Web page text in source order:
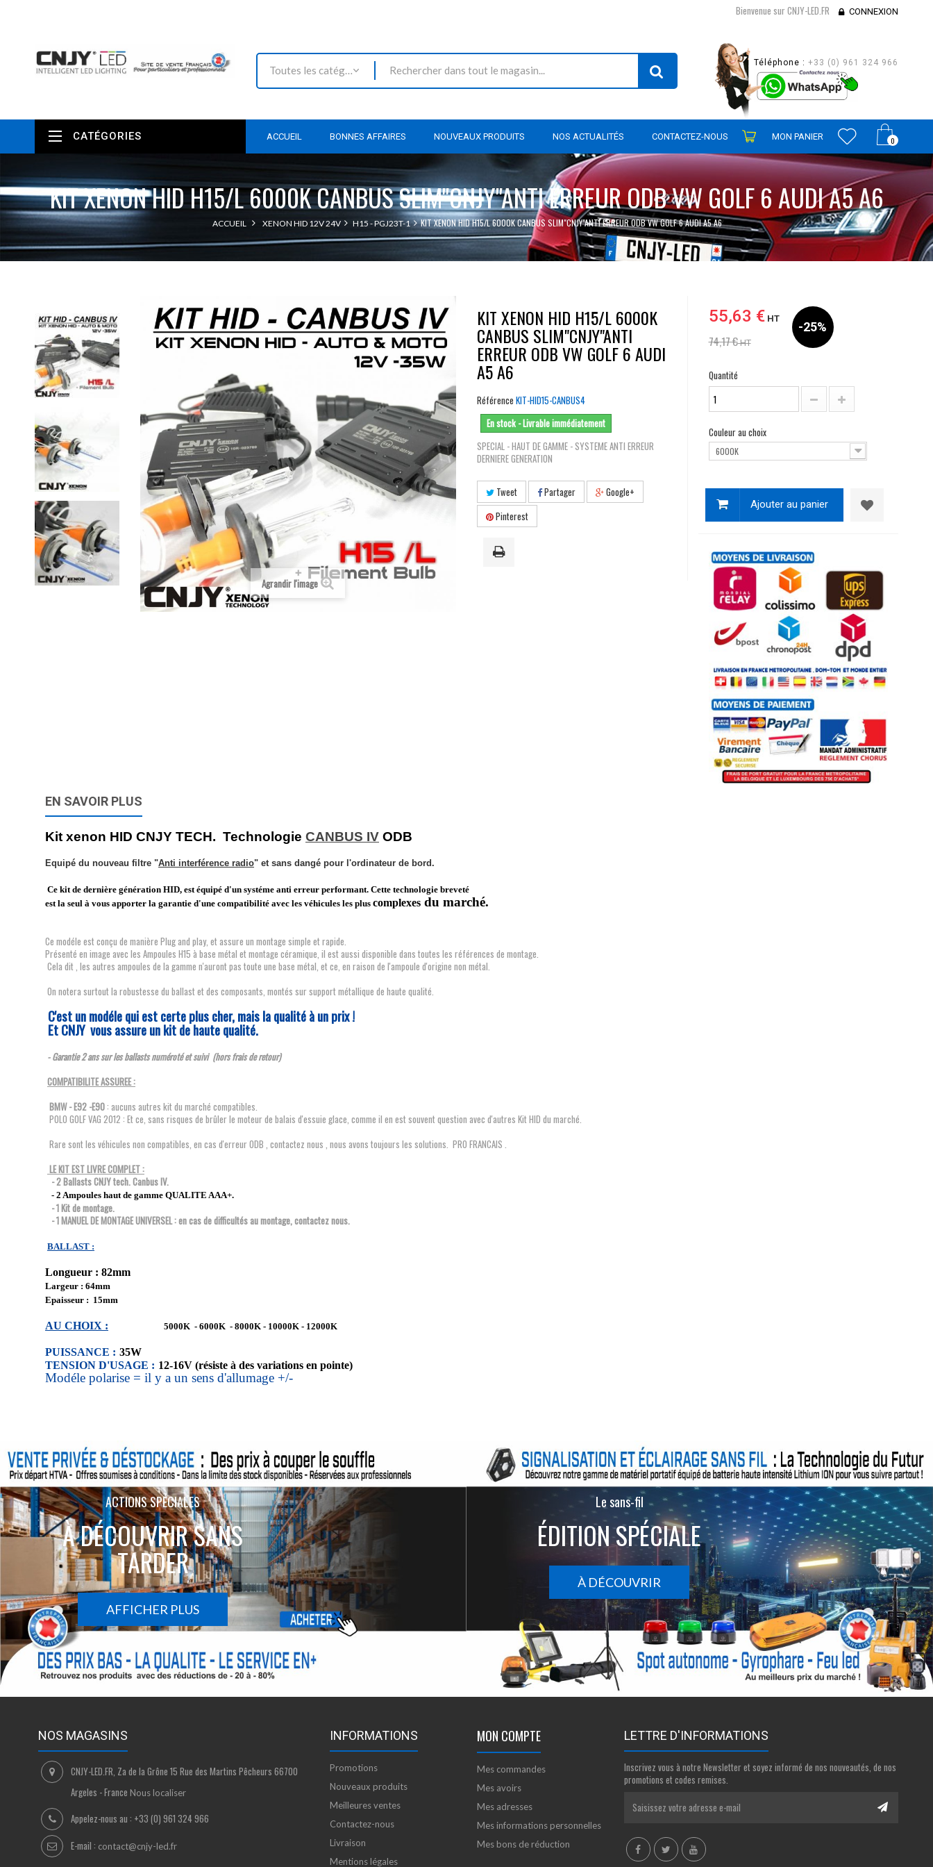
Bienvenue sur CNJY-LED.FR CONNEXION
Toutes les catégories
Téléphone : +33 (0) 961 324 966
0
ACCUEIL BONNES AFFAIRES NOUVEAUX PRODUITS NOS ACTUALITÉS CONTACTEZ-NOUS MON PANIER
CATÉGORIES
KIT XENON HID H15/L 6000K CANBUS SLIM"CNJY"ANTI ERREUR ODB VW GOLF 6 AUDI A5 A6
ACCUEIL XENON HID 12V 24V H15 - PGJ23T-1 KIT XENON HID H15/L 6000K CANBUS SLIM"CNJY"ANTI ERREUR ODB VW GOLF 6 AUDI A5 A6
Agrandir l'image
KIT XENON HID H15/L 6000K
CANBUS SLIM"CNJY"ANTI
ERREUR ODB VW GOLF 6 AUDI
A5 A6
Référence KIT-HID15-CANBUS4
En stock - Livrable immédiatement
SPECIAL - HAUT DE GAMME - SYSTEME ANTI ERREUR
DERNIERE GENERATION
Tweet Partager
Google+
Pinterest
55,63 €HT
74,17 €HT
-25%
Quantité
Couleur au choix
6000K
Ajouter au panier
EN SAVOIR PLUS
Kit xenon HID CNJY TECH. Technologie CANBUS IV ODB
Equipé du nouveau filtre "Anti interférence radio" et sans dangé pour l'ordinateur de bord.
Ce kit de dernière génération HID, est équipé d'un systéme anti erreur performant. Cette technologie breveté
est la seul à vous apporter la garantie d'une compatibilité avec les véhicules les plus complexes du marché.
Ce modéle est conçu de manière Plug and play, et assure un montage simple et rapide.
Présenté en image avec les Ampoules H15 à base métal et montage céramique, il est aussi disponible dans toutes les références de montage.
Cela dit , les autres ampoules de la gamme n'auront pas toute une base métal, et ce, en raison de l'ampoule d'origine non métal.
On notera surtout la robustesse du ballast et des composants, montés sur support métallique de haute qualité.
C'est un modéle qui est certe plus cher, mais la qualité à un prix !
Et CNJY vous assure un kit de haute qualité.
- Garantie 2 ans sur les ballasts numéroté et suivi (hors frais de retour)
COMPATIBILITE ASSUREE :
BMW - E92 -E90: aucuns autres kit du marché compatibles.
POLO GOLF VAG 2012 : Et ce, sans risques de brûler le moteur de balais d'essuie glace, comme il en est souvent question avec d'autres Kit HID du marché.
Rare sont les véhicules non compatibles, en cas d'erreur ODB , contactez nous , nous avons toujours les solutions. PRO FRANCAIS .
LE KIT EST LIVRE COMPLET :
- 2 Ballasts CNJY tech. Canbus IV.
- 2 Ampoules haut de gamme QUALITE AAA+.
- 1 Kit de montage.
- 1 MANUEL DE MONTAGE UNIVERSEL : en cas de difficultés au montage, contactez nous.
BALLAST :
Longueur : 82mm
Largeur : 64mm
Epaisseur : 15mm
AU CHOIX : 5000K - 6000K - 8000K - 10000K - 12000K
PUISSANCE : 35W
TENSION D'USAGE : 12-16V (résiste à des variations en pointe)
Modéle polarise = il y a un sens d'allumage +/-
ACTIONS SPÉCIALES
À DÉCOUVRIR SANS
TARDER
AFFICHER PLUS
Le sans-fil
ÉDITION SPÉCIALE
À DÉCOUVRIR
NOS MAGASINS
CNJY-LED.FR, Za de la Grône 15 Rue des Martins Pêcheurs 66700
Argeles - France Nous localiser
Appelez-nous au : +33 (0) 961 324 966
E-mail : contact@cnjy-led.fr
INFORMATIONS
Promotions
Nouveaux produits
Meilleures ventes
Contactez-nous
Livraison
Mentions légales
MON COMPTE
Mes commandes
Mes avoirs
Mes adresses
Mes informations personnelles
Mes bons de réduction
LETTRE D'INFORMATIONS
Inscrivez vous à notre Newsletter et soyez informé de nos nouveautés, de nos
promotions et codes remises.